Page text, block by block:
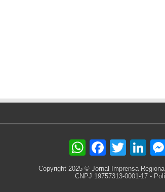
WhatsApp
Copyright 2025 © Jornal Imprensa
CNPJ 19757313-0001-17 -